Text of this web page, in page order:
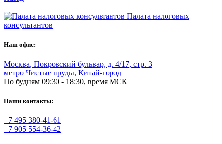
Палата налоговых
консультантов
Наш офис:
Москва, Покровский бульвар, д. 4/17, стр. 3
метро Чистые пруды, Китай-город
По будням 09:30 - 18:30, время МСК
Наши контакты:
+7 495 380-41-61
+7 905 554-36-42